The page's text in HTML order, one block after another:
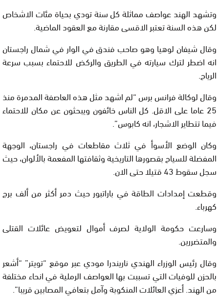
وتشهد الهند عواصف مماثلة كل سنة تودي بحياة مئات الاشخاص
لكن هذه السنة تعتبر الاقسى مقارنة مع العقود الماضية.
وقال شيفان لوهيا وهو صاحب فندق في الوار في شمال راجستان
انه اضطر لترك سيارته في الطريق والركض للاحتماء بسبب سرعة
الرياح.
وقال لوكالة فرانس برس “لم اشهد مثل هذه العاصفة المدمرة منذ
25 عاما على الاقل. كل الناس خائفون ويبحثون عن مكان للاحتماء
فيما تتطاير الاشجار، انه كابوس”.
وكان الوضع الأسوأ في ثلاث مقاطعات في راجستان، الوجهة
المفضلة للسياح بقصورها التاريخية وثقافتها المفعمة بالألوان، حيث
سجل سقوط 43 قتيلا حتى الان.
وقطعت إمدادات الطاقة في باراتبور حيث دمر أكثر من ألف برج
كهرباء.
وسارعت حكومة الولاية لصرف أموال لتعويض عائلات القتلى
والمتضررين.
وقال رئيس الوزراء الهندي ناريندرا مودي عبر موقع “تويتر” “أشعر
بالحزن للوفيات التي تسببت بها العواصف الرملية في انحاء مختلفة
من الهند. أعزي العائلات المنكوبة وآمل بتعافي المصابين قريبا”.